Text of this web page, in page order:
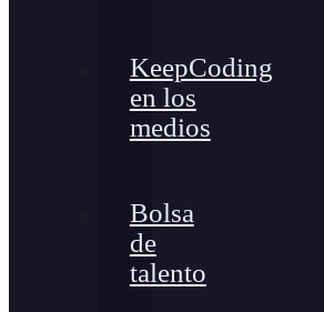
KeepCoding
en los
medios
Bolsa
de
talento